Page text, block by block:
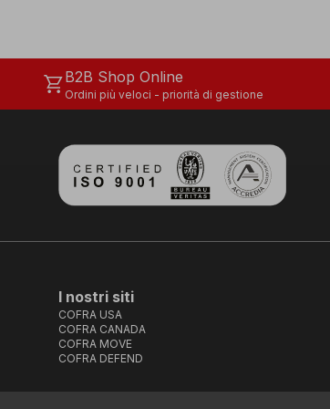
shopping_cartB2B Shop Online
Ordini più veloci - priorità di gestione
I nostri siti
COFRA USA
COFRA CANADA
COFRA MOVE
COFRA DEFEND